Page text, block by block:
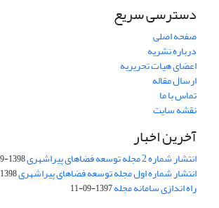
دسترسی سریع
صفحه اصلی
درباره نشریه
اعضای هیات تحریریه
ارسال مقاله
تماس با ما
نقشه سایت
آخرین اخبار
انتشار شماره 2 مجله توسعه فضاهای پیراشهری 1398-09-21
انتشار شماره اول مجله توسعه فضاهای پیراشهری1398-06-15
راه اندازی سامانه مجله1397-09-11